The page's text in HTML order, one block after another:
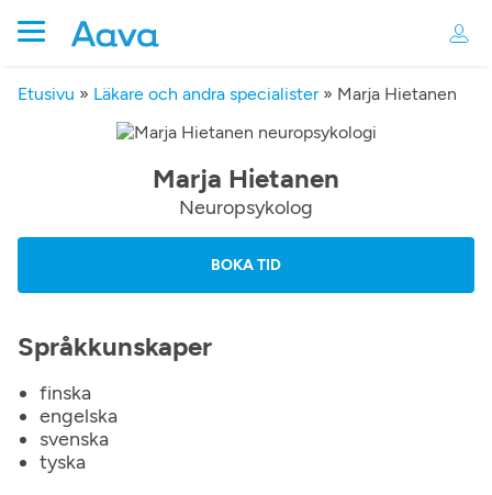
Etusivu » Läkare och andra specialister» Marja Hietanen
Marja Hietanen
Neuropsykolog
BOKA TID
Språkkunskaper
finska
engelska
svenska
tyska